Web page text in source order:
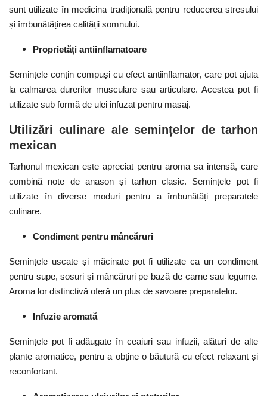
sunt utilizate în medicina tradițională pentru reducerea stresului
și îmbunătățirea calității somnului.
Proprietăți antiinflamatoare
Semințele conțin compuși cu efect antiinflamator, care pot ajuta
la calmarea durerilor musculare sau articulare. Acestea pot fi
utilizate sub formă de ulei infuzat pentru masaj.
Utilizări culinare ale semințelor de tarhon
mexican
Tarhonul mexican este apreciat pentru aroma sa intensă, care
combină note de anason și tarhon clasic. Semințele pot fi
utilizate în diverse moduri pentru a îmbunătăți preparatele
culinare.
Condiment pentru mâncăruri
Semințele uscate și măcinate pot fi utilizate ca un condiment
pentru supe, sosuri și mâncăruri pe bază de carne sau legume.
Aroma lor distinctivă oferă un plus de savoare preparatelor.
Infuzie aromată
Semințele pot fi adăugate în ceaiuri sau infuzii, alături de alte
plante aromatice, pentru a obține o băutură cu efect relaxant și
reconfortant.